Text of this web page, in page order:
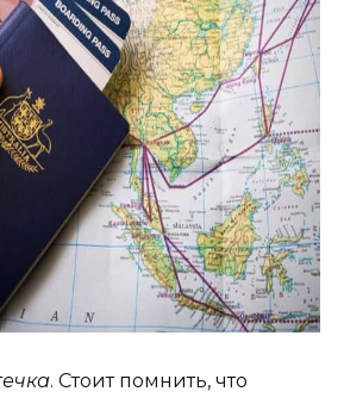
. Стоит помнить, что